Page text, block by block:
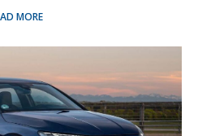
MORE